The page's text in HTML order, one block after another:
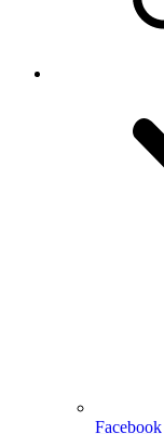
Facebook